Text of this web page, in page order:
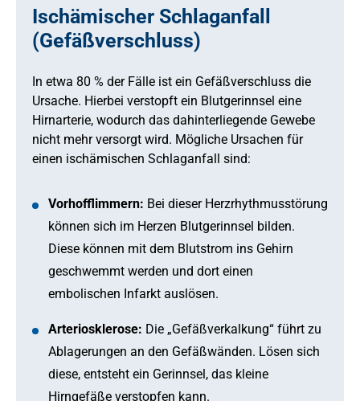
Ischämischer Schlaganfall
(Gefäßverschluss)
In etwa 80 % der Fälle ist ein Gefäßverschluss die
Ursache. Hierbei verstopft ein Blutgerinnsel eine
Hirnarterie, wodurch das dahinterliegende Gewebe
nicht mehr versorgt wird. Mögliche Ursachen für
einen ischämischen Schlaganfall sind:
Vorhofflimmern: Bei dieser Herzrhythmusstörung
können sich im Herzen Blutgerinnsel bilden.
Diese können mit dem Blutstrom ins Gehirn
geschwemmt werden und dort einen
embolischen Infarkt auslösen.
Arteriosklerose: Die „Gefäßverkalkung“ führt zu
Ablagerungen an den Gefäßwänden. Lösen sich
diese, entsteht ein Gerinnsel, das kleine
Hirngefäße verstopfen kann.